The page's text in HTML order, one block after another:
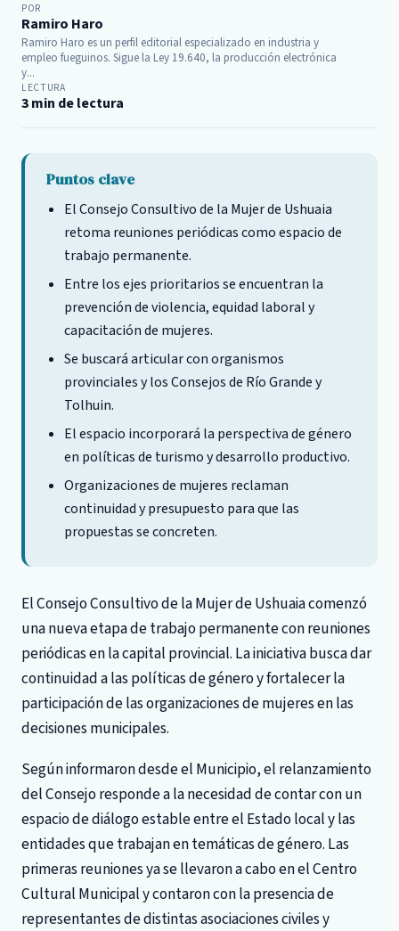
POR
Ramiro Haro
Ramiro Haro es un perfil editorial especializado en industria y
empleo fueguinos. Sigue la Ley 19.640, la producción electrónica
y...
LECTURA
3 min de lectura
Puntos clave
El Consejo Consultivo de la Mujer de Ushuaia
retoma reuniones periódicas como espacio de
trabajo permanente.
Entre los ejes prioritarios se encuentran la
prevención de violencia, equidad laboral y
capacitación de mujeres.
Se buscará articular con organismos
provinciales y los Consejos de Río Grande y
Tolhuin.
El espacio incorporará la perspectiva de género
en políticas de turismo y desarrollo productivo.
Organizaciones de mujeres reclaman
continuidad y presupuesto para que las
propuestas se concreten.
El Consejo Consultivo de la Mujer de Ushuaia comenzó
una nueva etapa de trabajo permanente con reuniones
periódicas en la capital provincial. La iniciativa busca dar
continuidad a las políticas de género y fortalecer la
participación de las organizaciones de mujeres en las
decisiones municipales.
Según informaron desde el Municipio, el relanzamiento
del Consejo responde a la necesidad de contar con un
espacio de diálogo estable entre el Estado local y las
entidades que trabajan en temáticas de género. Las
primeras reuniones ya se llevaron a cabo en el Centro
Cultural Municipal y contaron con la presencia de
representantes de distintas asociaciones civiles y